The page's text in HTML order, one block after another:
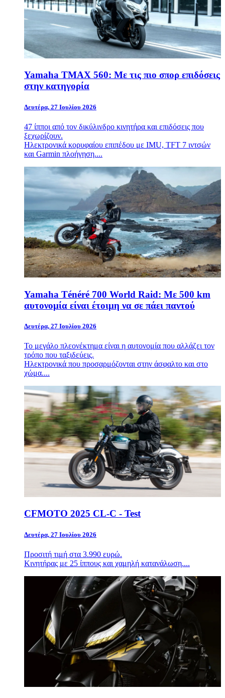
Yamaha TMAX 560: Με τις πιο σπορ επιδόσεις
στην κατηγορία
Δευτέρα, 27 Ιουλίου 2026
47 ίπποι από τον δικύλινδρο κινητήρα και επιδόσεις που
ξεχωρίζουν.
Ηλεκτρονικά κορυφαίου επιπέδου με IMU, TFT 7 ιντσών
και Garmin πλοήγηση....
Yamaha Ténéré 700 World Raid: Με 500 km
αυτονομία είναι έτοιμη να σε πάει παντού
Δευτέρα, 27 Ιουλίου 2026
Το μεγάλο πλεονέκτημα είναι η αυτονομία που αλλάζει τον
τρόπο που ταξιδεύεις.
Ηλεκτρονικά που προσαρμόζονται στην άσφαλτο και στο
χώμα....
CFMOTO 2025 CL-C - Test
Δευτέρα, 27 Ιουλίου 2026
Προσιτή τιμή στα 3.990 ευρώ.
Κινητήρας με 25 ίππους και χαμηλή κατανάλωση....